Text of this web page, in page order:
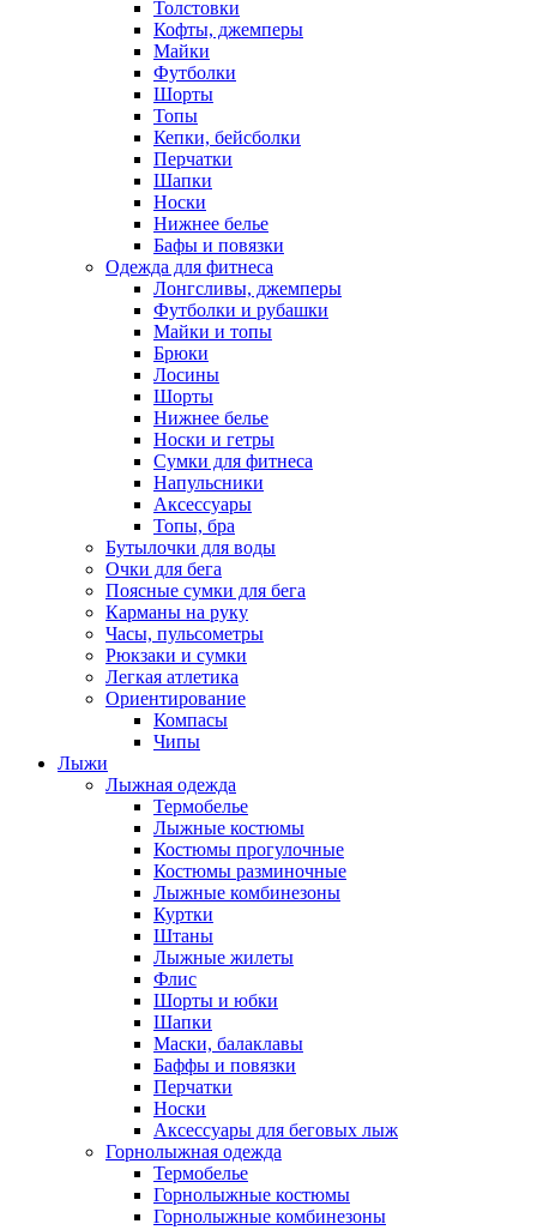
Толстовки
Кофты, джемперы
Майки
Футболки
Шорты
Топы
Кепки, бейсболки
Перчатки
Шапки
Носки
Нижнее белье
Бафы и повязки
Одежда для фитнеса
Лонгсливы, джемперы
Футболки и рубашки
Майки и топы
Брюки
Лосины
Шорты
Нижнее белье
Носки и гетры
Сумки для фитнеса
Напульсники
Аксессуары
Топы, бра
Бутылочки для воды
Очки для бега
Поясные сумки для бега
Карманы на руку
Часы, пульсометры
Рюкзаки и сумки
Легкая атлетика
Ориентирование
Компасы
Чипы
Лыжи
Лыжная одежда
Термобелье
Лыжные костюмы
Костюмы прогулочные
Костюмы разминочные
Лыжные комбинезоны
Куртки
Штаны
Лыжные жилеты
Флис
Шорты и юбки
Шапки
Маски, балаклавы
Баффы и повязки
Перчатки
Носки
Аксессуары для беговых лыж
Горнолыжная одежда
Термобелье
Горнолыжные костюмы
Горнолыжные комбинезоны